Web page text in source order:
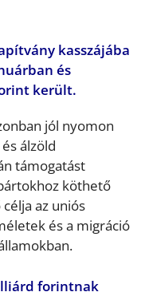
kasszájába
és
került.
jól nyomon
álzöld
támogatást
köthető
az uniós
és a migráció
forintnak